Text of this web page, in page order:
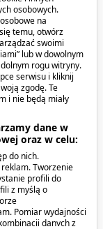
wątroby,
żołądka i
krwawień,
leków
osobowych.
na
temu, otwórz
swoimi
lub w dowolnym
rogu witryny.
serwisu i kliknij
zgodę. Te
i nie będą miały
dane w
oraz w celu:
do nich.
Tworzenie
profili do
z myślą o
Pomiar wydajności
danych z